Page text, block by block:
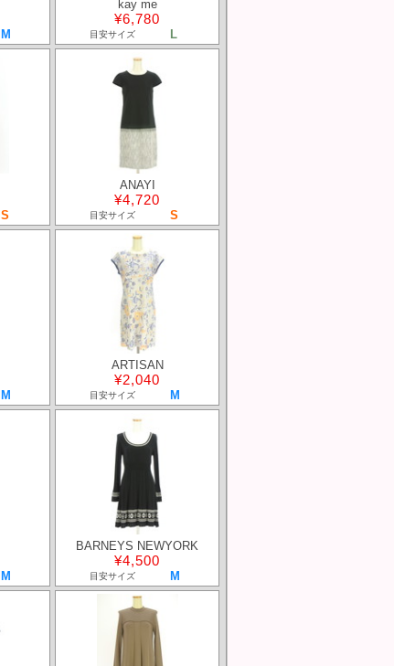
M
kay me
¥6,780
目安サイズ L
S
ANAYI
¥4,720
目安サイズ S
M
ARTISAN
¥2,040
目安サイズ M
M
BARNEYS NEWYORK
¥4,500
目安サイズ M